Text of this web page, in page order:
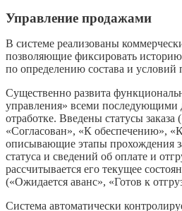
Управление продажами
В системе реализованы
позволяющие фиксировать
по определению состава и условий
Существенно развита
управления» всеми последующими
отработке. Введены статусы заказа
«Согласован», «К обеспечению»,
описывающие этапы прохождения
статуса и сведений об оплате и
рассчитывается его текущее
(«Ожидается аванс», «Готов к
Система автоматически